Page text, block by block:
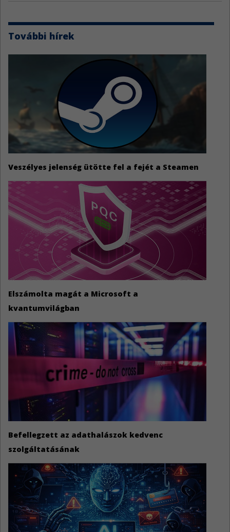
További hírek
Veszélyes jelenség ütötte fel a fejét a Steamen
Elszámolta magát a Microsoft a
kvantumvilágban
Befellegzett az adathalászok kedvenc
szolgáltatásának